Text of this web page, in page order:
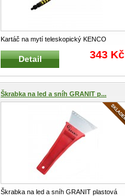
Kartáč na mytí teleskopický KENCO
Speciální kartáč na mytí a údržbu...
Detail 343 Kč
Škrabka na led a sníh GRANIT p...
Škrabka na led a sníh GRANIT plastová